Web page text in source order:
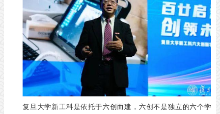
复旦大学新工科是依托于六创而建，六创不是独立的六个学